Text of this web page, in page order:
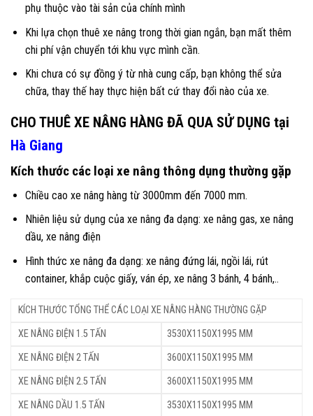
phụ thuộc vào tài sản của chính mình
Khi lựa chọn thuê xe nâng trong thời gian ngắn, bạn mất thêm
chi phí vận chuyển tới khu vực mình cần.
Khi chưa có sự đồng ý từ nhà cung cấp, bạn không thể sửa
chữa, thay thế hay thực hiện bất cứ thay đổi nào của xe.
CHO THUÊ XE NÂNG HÀNG ĐÃ QUA SỬ DỤNG tại
Hà Giang
Kích thước các loại xe nâng thông dụng thường gặp
Chiều cao xe nâng hàng từ 3000mm đến 7000 mm.
Nhiên liệu sử dụng của xe nâng đa dạng: xe nâng gas, xe nâng
dầu, xe nâng điện
Hình thức xe nâng đa dạng: xe nâng đứng lái, ngồi lái, rút
container, khắp cuộc giấy, ván ép, xe nâng 3 bánh, 4 bánh,..
KÍCH THƯỚC TỔNG THỂ CÁC LOẠI XE NÂNG HÀNG THƯỜNG GẶP
XE NÂNG ĐIỆN 1.5 TẤN
3530X1150X1995 MM
XE NÂNG ĐIỆN 2 TẤN
3600X1150X1995 MM
XE NÂNG ĐIỆN 2.5 TẤN
3600X1150X1995 MM
XE NÂNG DẦU 1.5 TẤN
3530X1150X1995 MM